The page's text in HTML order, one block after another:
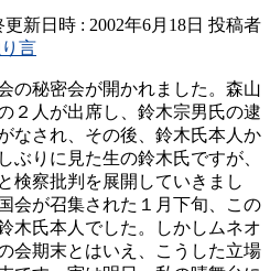
更新日時 : 2002年6月18日 投稿者
言
の秘密会が開かれました。森山
２人が出席し、鈴木宗男氏の逮
なされ、その後、鈴木氏本人か
ぶりに見た生の鈴木氏ですが、
検察批判を展開していきまし
会が召集された１月下旬、この
木氏本人でした。しかしムネオ
会期末とはいえ、こうした立場